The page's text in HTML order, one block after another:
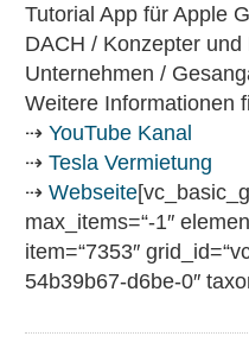
Tutorial App für Apple
DACH / Konzepter
Unternehmen /
Weitere Informationen
⇢ YouTube Kanal
⇢ Tesla Vermietung
⇢ Webseite
max_items=“-1″
item=“7353″
54b39b67-d6be-0″